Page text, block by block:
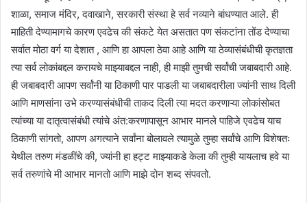
शाळा, समाज मंदिर, दवाखाने, सरकारी संस्था हे सर्व नव्याने बांधण्यात आले. ही
माहिती देण्यामागचे कारण एवढेच की संकटे येत असतात पण संकटांना तोंड देण्याचा
सर्वात मोठा वर्ग या देशात , आणि हा आपला ठेवा आहे आणि या ठेव्यासंबंधीची कृतज्ञता
त्या सर्व लोकांबद्दल करायचे माझ्याबद्दल नाही, ही माझी तुमची सर्वांची जबाबदारी आहे.
ही जबाबदारी आपण सर्वांनी या ठिकाणी पार पाडली या जबाबदारीला ज्यांनी साथ दिली
आणि माणसांना उभे करण्यासंबंधीची ताकद दिली त्या मदत करणाऱ्या लोकांसोबत
त्यांच्या या दातृत्वासंबंधी त्यांचे अंत:करणापासून आभार मानले पाहिजे एवढेच याच
ठिकाणी सांगतो, आपण अगत्याने सर्वांना बोलावले त्यामुळे तुम्हा सर्वांचे आणि विशेषतः
येथील तरुण मंडळींचे की, ज्यांनी हा हट्ट माझ्याकडे केला की तुम्ही यायलाच हवे या
सर्व तरुणांचे मी आभार मानतो आणि माझे दोन शब्द संपवतो.